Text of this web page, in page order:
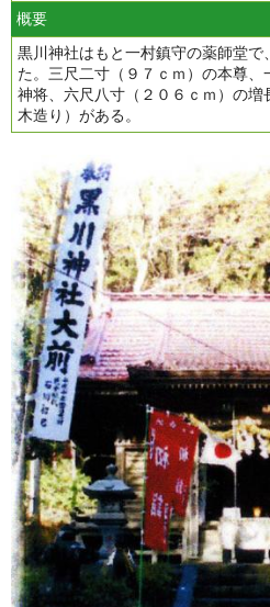
概要
黒川神社はもと一村鎮守の薬師堂で
た。三尺二寸（９７ｃｍ）の本尊
神将、六尺八寸（２０６ｃｍ）の
木造り）がある。